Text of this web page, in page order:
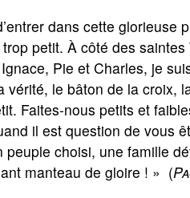
dans cette glorieuse
petit. À côté des
Pie et Charles, je
vérité, le bâton de la
Faites-nous petits et
il est question de vous
choisi, une famille
manteau de gloire ! » (